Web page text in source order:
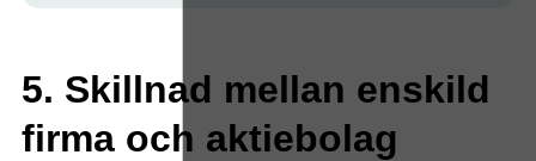
5. Skillnad mellan enskild
firma och aktiebolag